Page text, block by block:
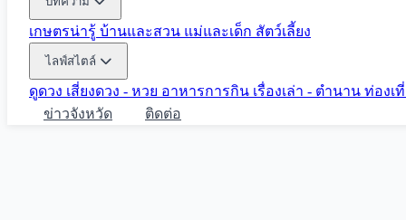
เกษตรน่ารู้ บ้านและสวน แม่และเด็ก สัตว์เลี้ยง
ไลฟ์สไตล์
ดูดวง เสี่ยงดวง - หวย อาหารการกิน เรื่องเล่า - ตำนาน ท่องเ
ข่าวจังหวัด
ติดต่อ